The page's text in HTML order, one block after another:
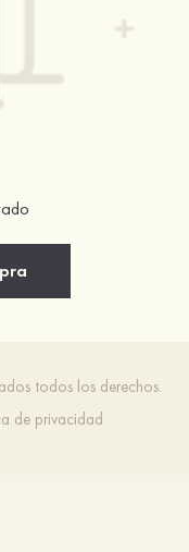
todos los derechos.
de privacidad